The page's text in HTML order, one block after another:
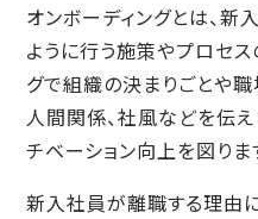
オンボーディングとは、
ように行う施策やプロセス
グで組織の決まりごとや
人間関係、社風などを伝
チベーション向上を図りま
新入社員が離職する理由